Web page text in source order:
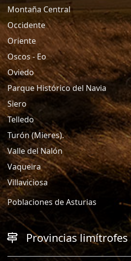
Montaña Central
Occidente
Oriente
Oscos - Eo
Oviedo
Parque Histórico del Navia
Siero
Telledo
Turón (Mieres).
Valle del Nalón
Vaqueira
Villaviciosa
Poblaciones de Asturias
Provincias limítrofes